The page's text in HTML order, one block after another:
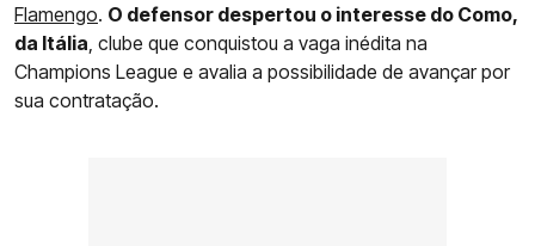
Flamengo. O defensor despertou o interesse do Como,
da Itália , clube que conquistou a vaga inédita na
Champions League e avalia a possibilidade de avançar por
sua contratação.